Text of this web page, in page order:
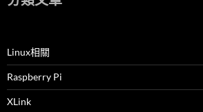
Linux相關
Raspberry Pi
XLink